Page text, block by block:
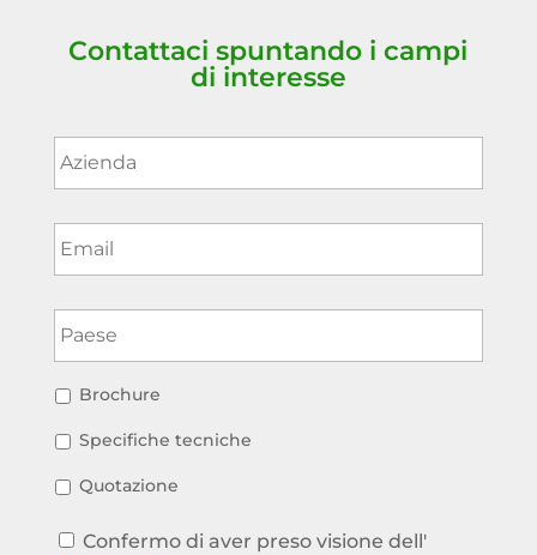
Contattaci spuntando i campi
di interesse
Azienda *
Email *
Paese *
Richiesta
Brochure
Specifiche tecniche
Quotazione
Consenso
Confermo di aver preso visione dell'